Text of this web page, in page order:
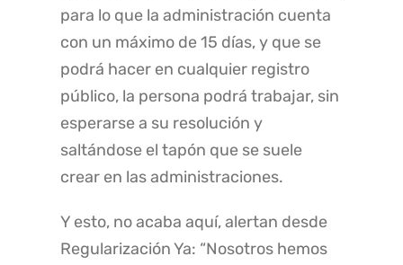
para lo que la administración cuenta
con un máximo de 15 días, y que se
podrá hacer en cualquier registro
público, la persona podrá trabajar, sin
esperarse a su resolución y
saltándose el tapón que se suele
crear en las administraciones.
Y esto, no acaba aquí, alertan desde
Regularización Ya: “Nosotros hemos